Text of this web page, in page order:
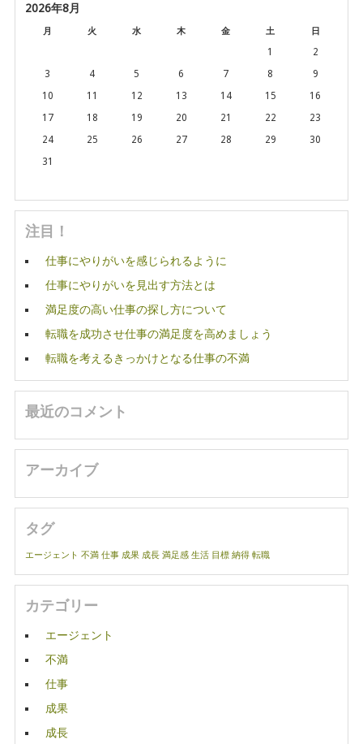
2026年8月
月 火 水 木 金 土 日
1
2
3
4 5 6 7 8
9
10
11 12 13 14 15
16
17
18 19 20 21 22
23
24
25 26 27 28 29
30
31
注目！
仕事にやりがいを感じられるように
仕事にやりがいを見出す方法とは
満足度の高い仕事の探し方について
転職を成功させ仕事の満足度を高めましょう
転職を考えるきっかけとなる仕事の不満
最近のコメント
アーカイブ
タグ
エージェント 不満 仕事 成果 成長 満足感 生活 目標 納得 転職
カテゴリー
エージェント
不満
仕事
成果
成長